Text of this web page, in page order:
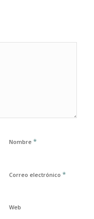
Nombre *
Correo electrónico *
Web